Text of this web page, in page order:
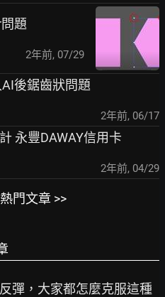
題
2年前, 07/29
後鋸齒狀問題
2年前, 06/17
永豐DAWAY信用卡
2年前, 04/29
門文章 >>
彈，大家都怎麼克服這種